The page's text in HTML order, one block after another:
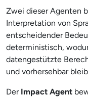
Zwei dieser Agenten
Interpretation von
entscheidender
deterministisch,
datengestützte
und vorhersehbar
Der Impact Agent